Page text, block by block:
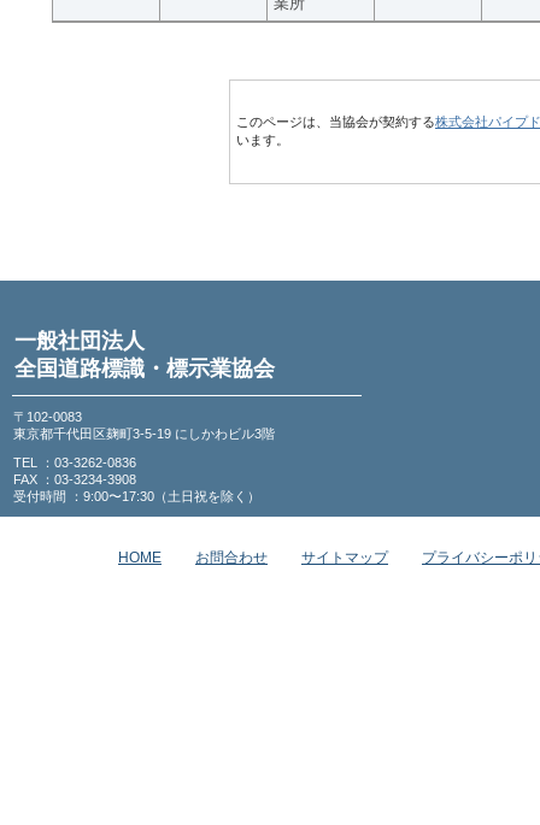
このページは、当協会が契約する株式会社パイプ
います。
一般社団法人
全国道路標識・標示業協会
〒102-0083
東京都千代田区麹町3-5-19 にしかわビル3階
TEL ：03-3262-0836
FAX ：03-3234-3908
受付時間 ：9:00〜17:30（土日祝を除く）
HOME お問合わせ サイトマップ プライバシーポ